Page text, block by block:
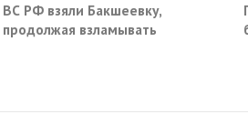
ВС РФ взяли Бакшеевку,
продолжая взламывать